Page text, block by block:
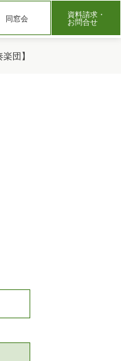
同窓会 資料請求・
お問合せ
団】